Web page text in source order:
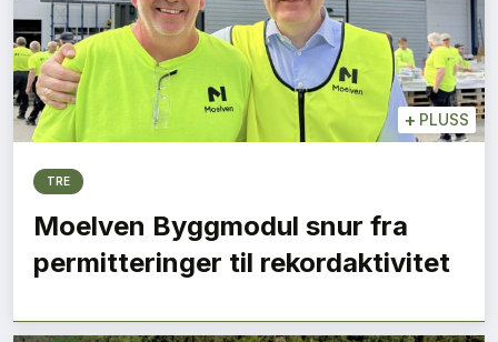
+ PLUSS
TRE
Moelven Byggmodul snur fra
permitteringer til rekordaktivitet